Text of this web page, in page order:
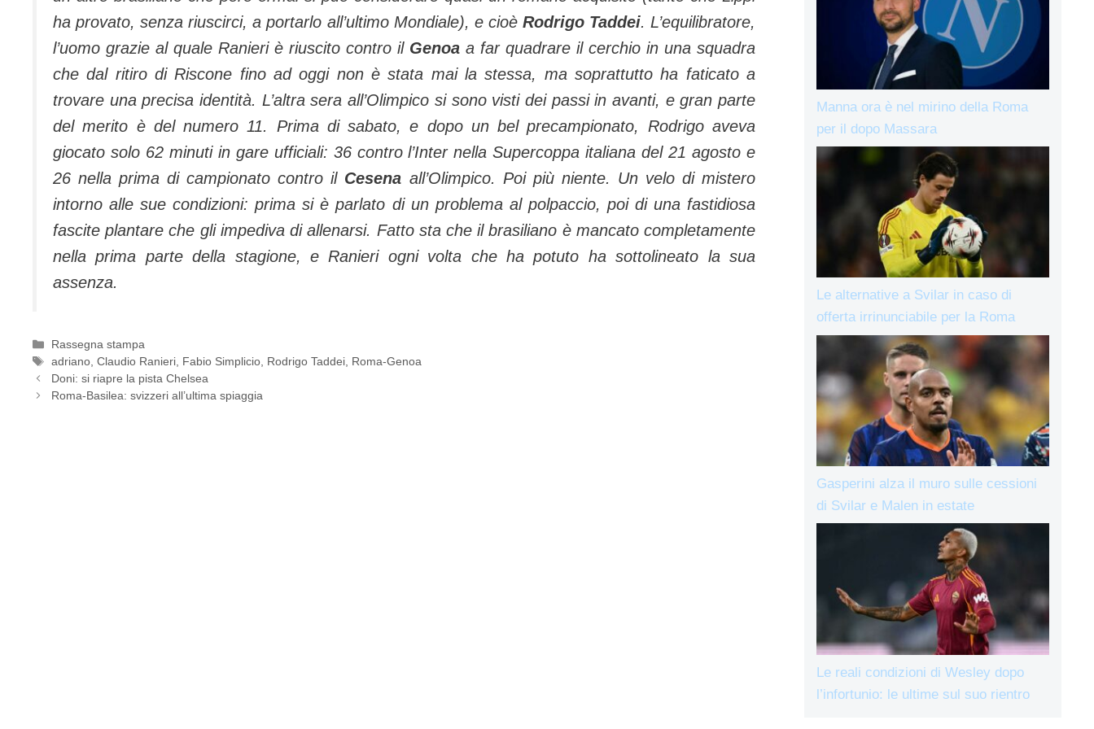
ha provato, senza riuscirci, a portarlo all’ultimo Mondiale), e cioè Rodrigo Taddei. L’equilibratore,
l’uomo grazie al quale Ranieri è riuscito contro il Genoa a far quadrare il cerchio in una squadra
che dal ritiro di Riscone fino ad oggi non è stata mai la stessa, ma soprattutto ha faticato a
trovare una precisa identità. L’altra sera all’Olimpico si sono visti dei passi in avanti, e gran parte
del merito è del numero 11. Prima di sabato, e dopo un bel precampionato, Rodrigo aveva
giocato solo 62 minuti in gare ufficiali: 36 contro l’Inter nella Supercoppa italiana del 21 agosto e
26 nella prima di campionato contro il Cesena all’Olimpico. Poi più niente. Un velo di mistero
intorno alle sue condizioni: prima si è parlato di un problema al polpaccio, poi di una fastidiosa
fascite plantare che gli impediva di allenarsi. Fatto sta che il brasiliano è mancato completamente
nella prima parte della stagione, e Ranieri ogni volta che ha potuto ha sottolineato la sua
assenza.
Categorie
Rassegna stampa
Tag
adriano,Claudio Ranieri, Fabio Simplicio, Rodrigo Taddei, Roma-Genoa
Doni: si riapre la pista Chelsea
Roma-Basilea: svizzeri all’ultima spiaggia
Manna ora è nel mirino della Roma
per il dopo Massara
Le alternative a Svilar in caso di
offerta irrinunciabile per la Roma
Gasperini alza il muro sulle cessioni
di Svilar e Malen in estate
Le reali condizioni di Wesley dopo
l’infortunio: le ultime sul suo rientro